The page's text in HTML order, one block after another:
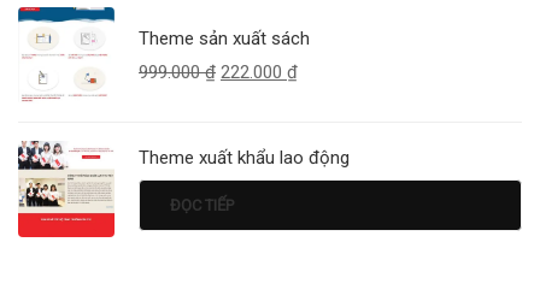
Theme sản xuất sách
999.000₫ 222.000 ₫
Theme xuất khẩu lao động
ĐỌC TIẾP